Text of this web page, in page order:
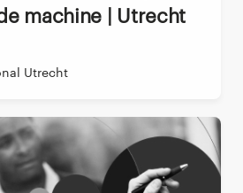
machine | Utrecht
Utrecht